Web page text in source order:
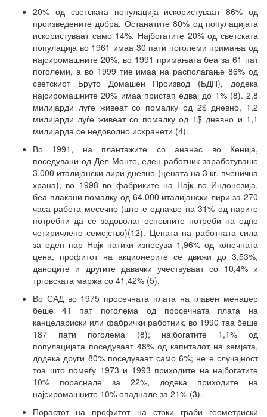
20% од светската популација искористуваат 86% од
произведените добра. Останатите 80% од популацијата
искористуваат само 14%. Најбогатите 20% од светската
популација во 1961 имаа 30 пати поголеми примања од
најсиромашните 20%, во 1991 примањата беа за 61 пат
поголеми, а во 1999 тие имаа на располагање 86% од
светскиот Бруто Домашен Производ (БДП), додека
најсиромашните 20% имаа пристап едвај до 1% (8). 2,8
милијарди луѓе живеат со помалку од 2$ дневно, 1,2
милијарди луѓе живеат со помалку од 1$ дневно и 1,1
милијарда се недоволно исхранети (4).
Во 1991, на плантажите со ананас во Кенија,
поседувани од Дел Монте, еден работник заработуваше
3.000 италијански лири дневно (цената на 3 кг. пченична
храна), во 1998 во фабриките на Најк во Индонезија,
беа плаќани помалку од 64.000 италијански лири за 270
часа работа месечно (што е еднакво на 31% од парите
потребни да се задоволат основните потреби на едно
четиричлено семејство)(12). Цената на работната сила
за еден пар Најк патики изнесува 1,96% од конечната
цена, профитот на акционерите се движи до 3,53%,
даноците и другите давачки учествуваат со 10,4% и
трговската маржа со 41,42% (5).
Во САД во 1975 просечната плата на главен менаџер
беше 41 пат поголема од просечната плата на
канцелариски или фабрички работник; во 1990 таа беше
187 пати поголема (8); најбогатите 1,1% од
популацијата поседуваат 48% од капиталот на земјата,
додека други 80% поседуваат само 6%; не е случајност
тоа што помеѓу 1973 и 1993 приходите на најбогатите
10% пораснале за 22%, додека приходите на
најсиромашните 10% опаднале за 21% (3).
Порастот на профитот на стоки граби геометриски